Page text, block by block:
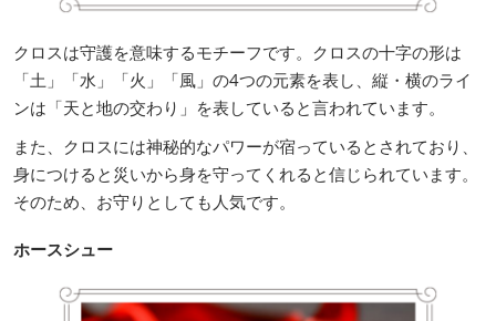
クロスは守護を意味するモチーフです。クロスの十字の形は
「土」「水」「火」「風」の4つの元素を表し、縦・横のライ
ンは「天と地の交わり」を表していると言われています。
また、クロスには神秘的なパワーが宿っているとされており、
身につけると災いから身を守ってくれると信じられています。
そのため、お守りとしても人気です。
ホースシュー